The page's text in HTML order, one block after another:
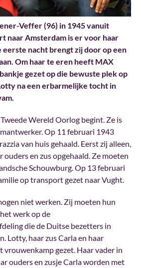
Veffer (96) in 1945 vanuit
naar Amsterdam is er voor haar
eerste nacht brengt zij door op een
Om haar te eren heeft MAX
gezet op die bewuste plek op
na een erbarmelijke tocht in
Wereld Oorlog begint. Ze is
Op 11 februari 1943
van huis gehaald. Eerst zij alleen,
en zus opgehaald. Ze moeten
Schouwburg. Op 13 februari
op transport gezet naar Vught.
niet werken. Zij moeten hun
het werk op de
die de Duitse bezetters in
Lotty, haar zus Carla en haar
vrouwenkamp gezet. Haar vader in
ouders en zusje Carla worden met